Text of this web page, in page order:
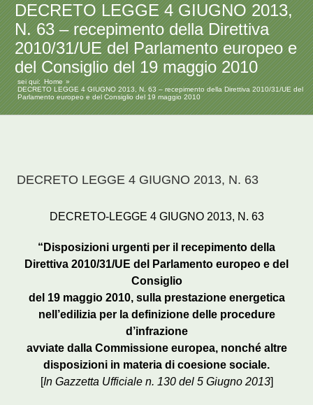
DECRETO LEGGE 4 GIUGNO 2013,
N. 63 – recepimento della Direttiva
2010/31/UE del Parlamento europeo e
del Consiglio del 19 maggio 2010
sei qui: Home
DECRETO LEGGE 4 GIUGNO 2013, N. 63 – recepimento della Direttiva 2010/31/UE del
Parlamento europeo e del Consiglio del 19 maggio 2010
DECRETO LEGGE 4 GIUGNO 2013, N. 63
DECRETO-LEGGE 4 GIUGNO 2013, N. 63
“Disposizioni urgenti per il recepimento della
Direttiva 2010/31/UE del Parlamento europeo e del
Consiglio
del 19 maggio 2010, sulla prestazione energetica
nell’edilizia per la definizione delle procedure
d’infrazione
avviate dalla Commissione europea, nonché altre
disposizioni in materia di coesione sociale.
[In Gazzetta Ufficiale n. 130 del 5 Giugno 2013]